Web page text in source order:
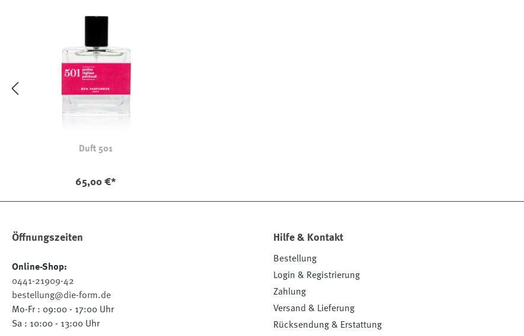
Duft 501
65,00 €*
Öffnungszeiten
Online-Shop:
0441-21909-42
bestellung@die-form.de
Mo-Fr : 09:00 - 17:00 Uhr
Sa : 10:00 - 13:00 Uhr
Hilfe & Kontakt
Bestellung
Login & Registrierung
Zahlung
Versand & Lieferung
Rücksendung & Erstattung